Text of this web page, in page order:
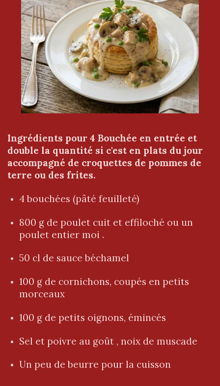
Ingrédients pour 4 Bouchée en entrée et
double la quantité si c'est en plats du jour
accompagné de croquettes de pommes de
terre ou des frites.
4 bouchées (pâté feuilleté)
800 g de poulet cuit et effiloché ou un
poulet entier moi .
50 cl de sauce béchamel
100 g de cornichons, coupés en petits
morceaux
100 g de petits oignons, émincés
Sel et poivre au goût , noix de muscade
Un peu de beurre pour la cuisson